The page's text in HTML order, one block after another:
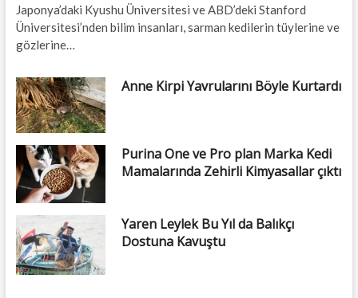
Japonya’daki Kyushu Üniversitesi ve ABD’deki Stanford
Üniversitesi’nden bilim insanları, sarman kedilerin tüylerine ve
gözlerine…
Anne Kirpi Yavrularını Böyle Kurtardı
Purina One ve Pro plan Marka Kedi
Mamalarında Zehirli Kimyasallar çıktı
Yaren Leylek Bu Yıl da Balıkçı
Dostuna Kavuştu